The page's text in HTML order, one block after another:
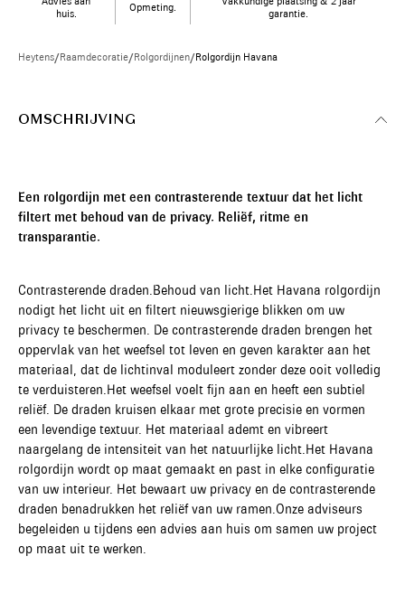
huis.
Opmeting.
garantie.
Heytens/Raamdecoratie/Rolgordijnen/Rolgordijn Havana
OMSCHRIJVING
Een rolgordijn met een contrasterende textuur dat het licht
filtert met behoud van de privacy. Reliëf, ritme en
transparantie.
Contrasterende draden.Behoud van licht.Het Havana rolgordijn
nodigt het licht uit en filtert nieuwsgierige blikken om uw
privacy te beschermen. De contrasterende draden brengen het
oppervlak van het weefsel tot leven en geven karakter aan het
materiaal, dat de lichtinval moduleert zonder deze ooit volledig
te verduisteren.Het weefsel voelt fijn aan en heeft een subtiel
reliëf. De draden kruisen elkaar met grote precisie en vormen
een levendige textuur. Het materiaal ademt en vibreert
naargelang de intensiteit van het natuurlijke licht.Het Havana
rolgordijn wordt op maat gemaakt en past in elke configuratie
van uw interieur. Het bewaart uw privacy en de contrasterende
draden benadrukken het reliëf van uw ramen.Onze adviseurs
begeleiden u tijdens een advies aan huis om samen uw project
op maat uit te werken.